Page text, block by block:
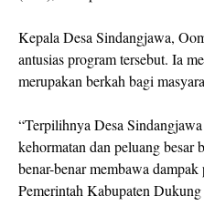
Kepala Desa Sindangjawa,
antusias program tersebut. Ia
merupakan berkah bagi
“Terpilihnya Desa
kehormatan dan peluang besar
benar-benar membawa
Pemerintah Kabupaten Dukung